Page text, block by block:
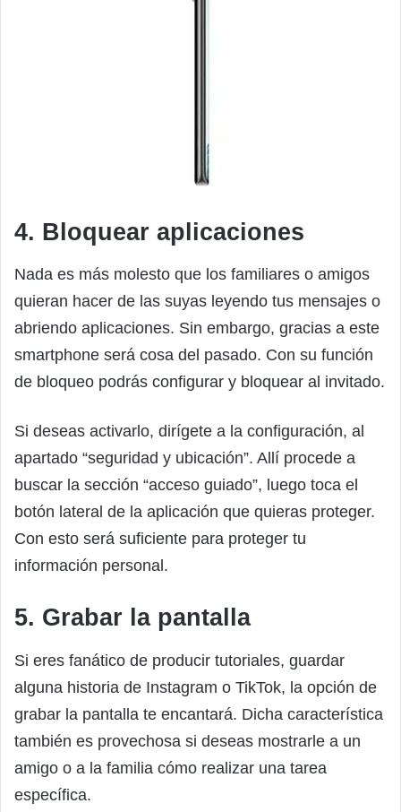
4. Bloquear aplicaciones
Nada es más molesto que los familiares o amigos
quieran hacer de las suyas leyendo tus mensajes o
abriendo aplicaciones. Sin embargo, gracias a este
smartphone será cosa del pasado. Con su función
de bloqueo podrás configurar y bloquear al invitado.
Si deseas activarlo, dirígete a la configuración, al
apartado “seguridad y ubicación”. Allí procede a
buscar la sección “acceso guiado”, luego toca el
botón lateral de la aplicación que quieras proteger.
Con esto será suficiente para proteger tu
información personal.
5. Grabar la pantalla
Si eres fanático de producir tutoriales, guardar
alguna historia de Instagram o TikTok, la opción de
grabar la pantalla te encantará. Dicha característica
también es provechosa si deseas mostrarle a un
amigo o a la familia cómo realizar una tarea
específica.